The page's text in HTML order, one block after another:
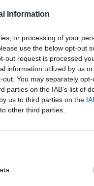
Information
or processing of your
use the below opt-out
out request is processed
information utilized by us
You may separately
parties on the IAB’s list of
us to third parties on the
other third parties.
las próximas
el
que con
por elCovid-19
se trata de ""una
de Gobierno"". Una
contención del
valoraremos
previstas
a bares,
este sentido, se
y Hacienda se
la cual los